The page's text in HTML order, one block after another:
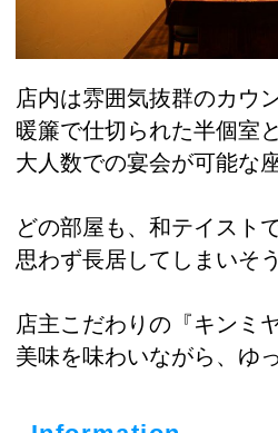
店内は雰囲気抜群のカウ
暖簾で仕切られた半個室と
大人数での宴会が可能な
どの部屋も、和テイストで
思わず長居してしまいそ
店主こだわりの『キンミ
美味を味わいながら、ゆ